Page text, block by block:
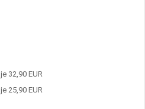
je 32,90 EUR
je 25,90 EUR